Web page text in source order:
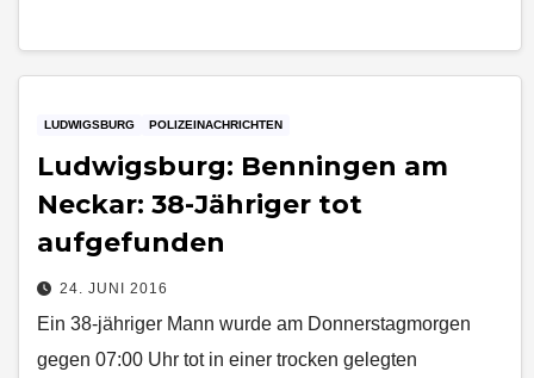
LUDWIGSBURG POLIZEINACHRICHTEN
Ludwigsburg: Benningen am
Neckar: 38-Jähriger tot
aufgefunden
24. JUNI 2016
Ein 38-jähriger Mann wurde am Donnerstagmorgen
gegen 07:00 Uhr tot in einer trocken gelegten